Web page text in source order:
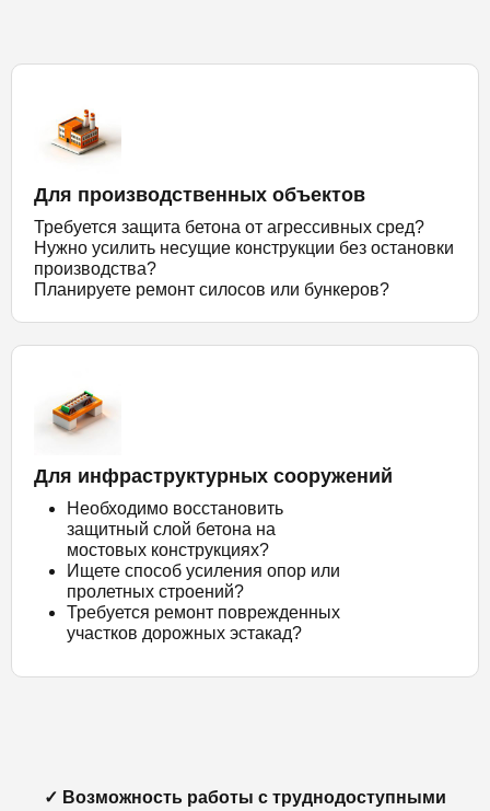
Для производственных объектов
Требуется защита бетона от агрессивных сред?
Нужно усилить несущие конструкции без остановки
производства?
Планируете ремонт силосов или бункеров?
Для инфраструктурных сооружений
Необходимо восстановить
защитный слой бетона на
мостовых конструкциях?
Ищете способ усиления опор или
пролетных строений?
Требуется ремонт поврежденных
участков дорожных эстакад?
✓ Возможность работы с труднодоступными